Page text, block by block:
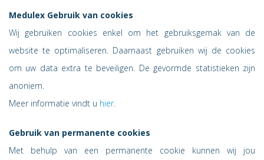
Medulex Gebruik van cookies
Wij gebruiken cookies enkel om het gebruiksgemak van de
website te optimaliseren. Daarnaast gebruiken wij de cookies
om uw data extra te beveiligen. De gevormde statistieken zijn
anoniem.
Meer informatie vindt u hier.
Gebruik van permanente cookies
Met behulp van een permanente cookie kunnen wij jou